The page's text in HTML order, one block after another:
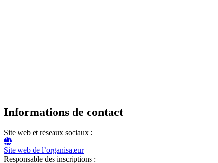
Informations de contact
Site web et réseaux sociaux :
Site web de l’organisateur
Responsable des inscriptions :